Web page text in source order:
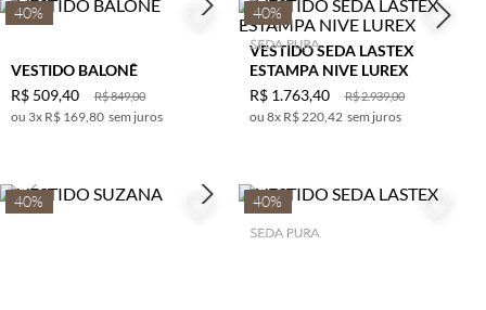
40%
VESTIDO BALONÊ
R$849,00
R$ 509,40
3x R$ 169,80 sem juros
40%
VESTIDO SEDA LASTEX
ESTAMPA NIVE LUREX
R$2.939,00
R$ 1.763,40
8x R$ 220,42 sem juros
40% 40%